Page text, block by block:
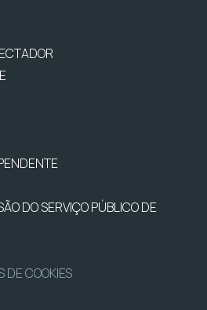
DO SERVIÇO PÚBLICO DE
DE COOKIES